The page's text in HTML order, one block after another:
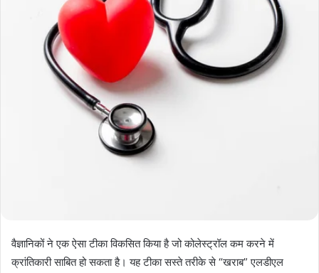
वैज्ञानिकों ने एक ऐसा टीका विकसित किया है जो कोलेस्ट्रॉल कम करने में
क्रांतिकारी साबित हो सकता है। यह टीका सस्ते तरीके से “खराब” एलडीएल